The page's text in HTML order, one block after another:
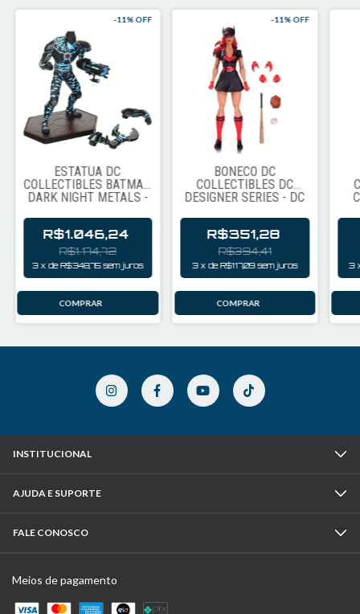
ESTÁTUA DC
COLLECTIBLES BATMAN
DARK NIGHT METALS -
-11% OFF
R$1.046,24
R$1.174,72
3 xdeR$348,75 sem juros
BONECO DC
COLLECTIBLES DC
DESIGNER SERIES - DC
BATWOMAN BY ANT
LUCIA (45550)
-11% OFF
R$351,28
R$394,41
3 xdeR$117,09 sem juros 3
INSTITUCIONAL
AJUDA E SUPORTE
FALE CONOSCO
Meios de pagamento